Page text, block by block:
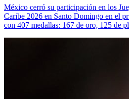
México cerró su participación en los
Caribe 2026 en Santo Domingo en el
con 407 medallas: 167 de oro, 125 de